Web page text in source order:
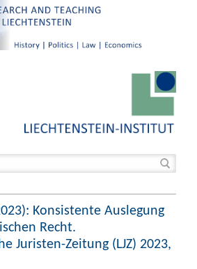
Konsistente Auslegung
Recht.
Juristen-Zeitung (LJZ) 2023,